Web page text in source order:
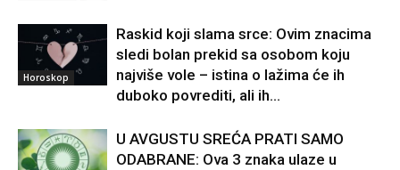
Horoskop
Raskid koji slama srce: Ovim znacima
sledi bolan prekid sa osobom koju
najviše vole – istina o lažima će ih
duboko povrediti, ali ih...
U AVGUSTU SREĆA PRATI SAMO
ODABRANE: Ova 3 znaka ulaze u